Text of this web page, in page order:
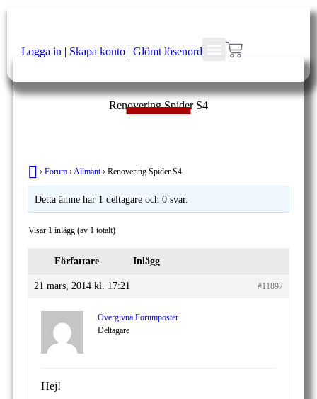
Logga in | Skapa konto | Glömt lösenord
Renovering Spider S4
› Forum ›Allmänt › Renovering Spider S4
Detta ämne har 1 deltagare och 0 svar.
Visar 1 inlägg (av 1 totalt)
Författare Inlägg
21 mars, 2014 kl. 17:21 #11897
Övergivna Forumposter
Deltagare
Hej!